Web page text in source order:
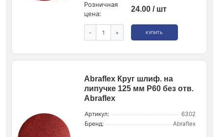
Розничная
цена:
24.00 / шт
- + КУПИТЬ
Abraflex Круг шлиф. на
липучке 125 мм P60 без отв.
Abraflex
Артикул:
6302
Бренд:
Abraflex